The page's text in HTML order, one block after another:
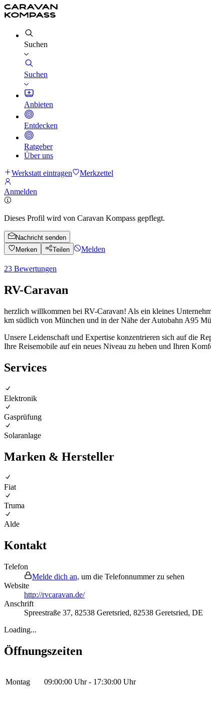
Suchen
Suchen
Anbieten
Entdecken
Ratgeber
Über uns
Werkstatt eintragen Merkzettel
Anmelden
Dieses Profil wird von Caravan Kompass gepflegt.
Nachricht senden
Merken
Teilen Melden
23 Bewertungen
RV-Caravan
herzlich willkommen bei RV-Caravan! Als ein kleines
km südlich von München und in der Nähe der Autobahn A95
Unsere Leidenschaft und Expertise konzentrieren sich auf die
Ihre Reisemobile auf ein neues Niveau zu heben und Ihren
Services
Elektronik
Gasprüfung
Solaranlage
Marken & Hersteller
Fiat
Truma
Alde
Kontakt
Telefon
Melde dich an, um die Telefonnummer zu sehen
Website
http://rvcaravan.de/
Anschrift
Spreestraße 37, 82538 Geretsried, 82538 Geretsried, DE
Loading...
Öffnungszeiten
Montag 09:00:00 Uhr - 17:30:00 Uhr